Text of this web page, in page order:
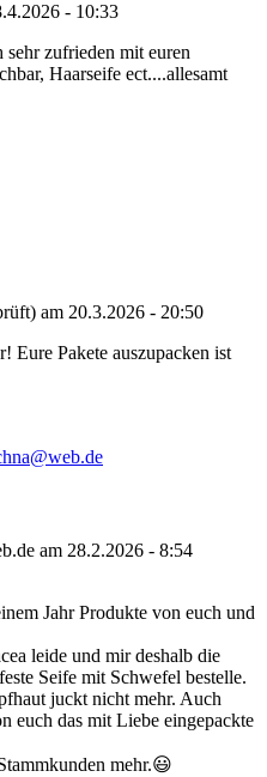
- 10:33
zufrieden mit euren
Haarseife ect....allesamt
am 20.3.2026 - 20:50
Eure Pakete auszupacken ist
am 28.2.2026 - 8:54
Jahr Produkte von euch und
leide und mir deshalb die
Seife mit Schwefel bestelle.
juckt nicht mehr. Auch
euch das mit Liebe eingepackte
mehr.😃